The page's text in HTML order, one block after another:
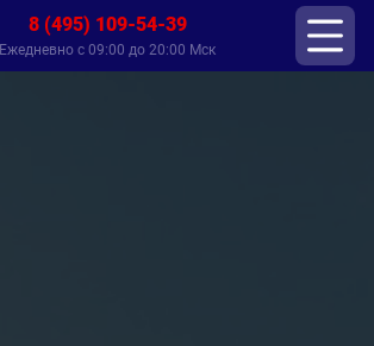
8 (495) 109-54-39
Ежедневно с 09:00 до 20:00 Мск